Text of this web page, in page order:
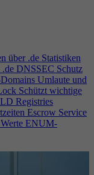
über .de Statistiken
.de DNSSEC Schutz
Umlaute und
Schützt wichtige
Registries
Escrow Service
ENUM-